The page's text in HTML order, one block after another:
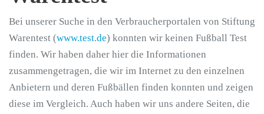
Bei unserer Suche in den Verbraucherportalen von Stiftung
Warentest (www.test.de) konnten wir keinen Fußball Test
finden. Wir haben daher hier die Informationen
zusammengetragen, die wir im Internet zu den einzelnen
Anbietern und deren Fußbällen finden konnten und zeigen
diese im Vergleich. Auch haben wir uns andere Seiten, die